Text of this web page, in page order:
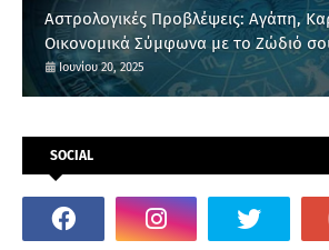
Αστρολογικές Προβλέψεις: Αγάπη,
Οικονομικά Σύμφωνα με το Ζώδιό
Ιουνίου 20, 2025
SOCIAL